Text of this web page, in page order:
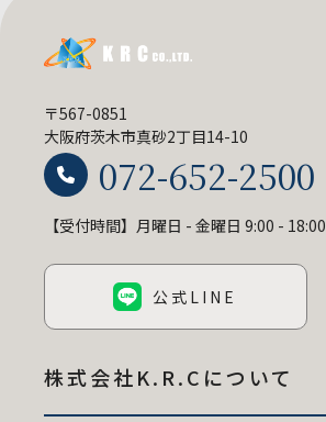
〒567-0851
大阪府茨木市真砂2丁目14-10
072-652-2500
【受付時間】月曜日 - 金曜日 9:00 - 18:00
公式LINE
株式会社K.R.C について